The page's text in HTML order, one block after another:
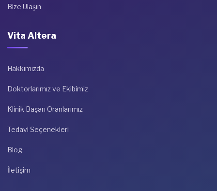
Bize Ulaşın
Vita Altera
Hakkımızda
Doktorlarımız ve Ekibimiz
Klinik Başarı Oranlarımız
Tedavi Seçenekleri
Blog
İletişim